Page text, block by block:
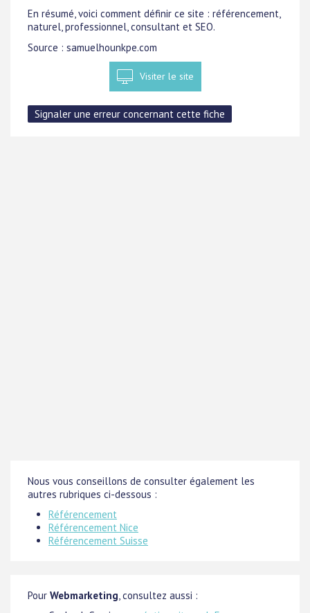
En résumé, voici comment définir ce site : référencement,
naturel, professionnel, consultant et SEO.
Source : samuelhounkpe.com
Visiter le site
Nous vous conseillons de consulter également les
autres rubriques ci-dessous :
Référencement
Référencement Nice
Référencement Suisse
Pour Webmarketing, consultez aussi :